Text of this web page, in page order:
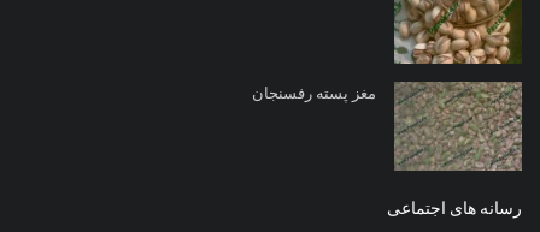
مغز پسته رفسنجان
رسانه های اجتماعی